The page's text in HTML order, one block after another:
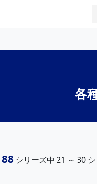
各
88 シリーズ中 21 ～ 30